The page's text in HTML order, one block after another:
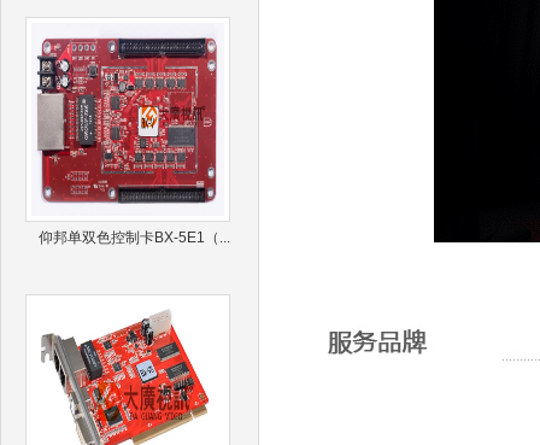
仰邦单双色控制卡BX-5E1（...